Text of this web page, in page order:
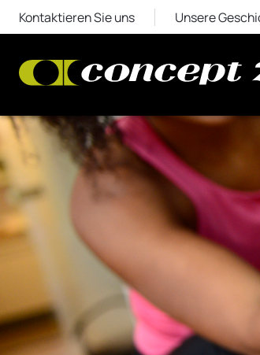
Kontaktieren Sie uns Unsere